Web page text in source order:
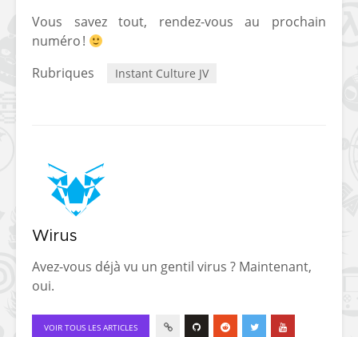
Vous savez tout, rendez-vous au prochain
numéro !
Rubriques
Instant Culture JV
Wirus
Avez-vous déjà vu un gentil virus ? Maintenant,
oui.
VOIR TOUS LES ARTICLES